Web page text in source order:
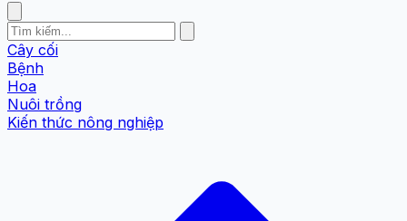
Cây cối
Bệnh
Hoa
Nuôi trồng
Kiến thức nông nghiệp